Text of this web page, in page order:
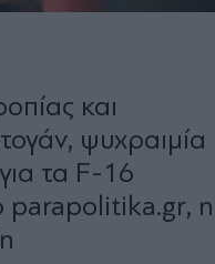
και
ψυχραιμία
τα F-16
parapolitika.gr, η